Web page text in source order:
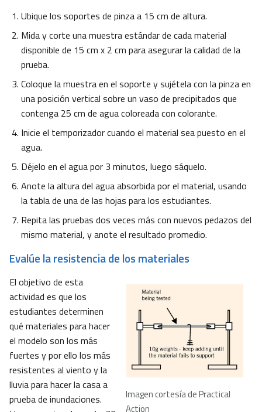
Ubique los soportes de pinza a 15 cm de altura.
Mida y corte una muestra estándar de cada material
disponible de 15 cm x 2 cm para asegurar la calidad de la
prueba.
Coloque la muestra en el soporte y sujétela con la pinza en
una posición vertical sobre un vaso de precipitados que
contenga 25 cm de agua coloreada con colorante.
Inicie el temporizador cuando el material sea puesto en el
agua.
Déjelo en el agua por 3 minutos, luego sáquelo.
Anote la altura del agua absorbida por el material, usando
la tabla de una de las hojas para los estudiantes.
Repita las pruebas dos veces más con nuevos pedazos del
mismo material, y anote el resultado promedio.
Evalúe la resistencia de los materiales
Imagen cortesía de Practical
Action
El objetivo de esta
actividad es que los
estudiantes determinen
qué materiales para hacer
el modelo son los más
fuertes y por ello los más
resistentes al viento y la
lluvia para hacer la casa a
prueba de inundaciones.